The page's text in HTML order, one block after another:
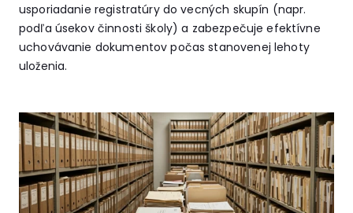
usporiadanie registratúry do vecných skupín (napr.
podľa úsekov činnosti školy) a zabezpečuje efektívne
uchovávanie dokumentov počas stanovenej lehoty
uloženia.